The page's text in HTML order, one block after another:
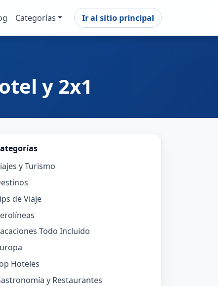
Categorías Ir al sitio principal
y 2x1
y Turismo
de Viaje
Todo Incluido
Hoteles
y Restaurantes